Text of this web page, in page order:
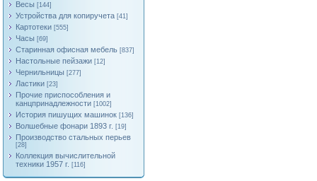
Весы [144]
Устройства для копиручета [41]
Картотеки [555]
Часы [69]
Старинная офисная мебель [837]
Настольные пейзажи [12]
Чернильницы [277]
Ластики [23]
Прочие приспособления и
канцпринадлежности [1002]
История пишущих машинок [136]
Волшебные фонари 1893 г. [19]
Производство стальных перьев
[28]
Коллекция вычислительной
техники 1957 г. [116]